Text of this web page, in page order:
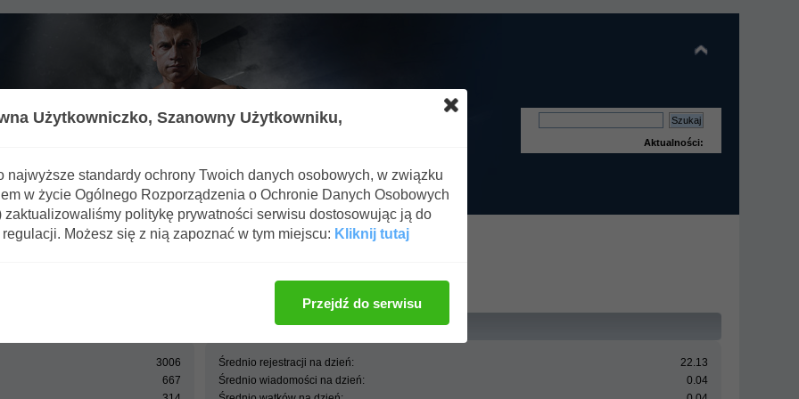
Aktualności:
ffbb.pl - Forum Fitness & BodyBuilding - Centrum statystyk
3006
667
Średnio rejestracji na dzień:
22.13
Średnio wiadomości na dzień:
0.04
Użytkowniczko, Szanowny Użytkowniku,
najwyższe standardy ochrony Twoich danych osobowych, w związku
w życie Ogólnego Rozporządzenia o Ochronie Danych Osobowych
zaktualizowaliśmy politykę prywatności serwisu dostosowując ją do
Możesz się z nią zapoznać w tym miejscu: Kliknij tutaj
Przejdź do serwisu